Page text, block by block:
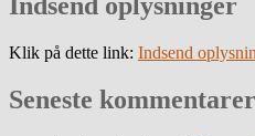
Indsend oplysninger
Klik på dette link: Indsend
Seneste kommentarer